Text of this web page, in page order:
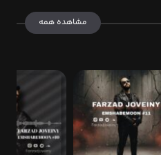
مشاهده همه